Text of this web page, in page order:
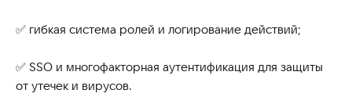
✅ гибкая система ролей и логирование действий;
✅ SSO и многофакторная аутентификация для защиты
от утечек и вирусов.